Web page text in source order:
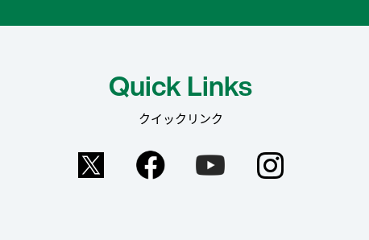
Quick Links
クイックリンク
Twitter FacebookYouTube